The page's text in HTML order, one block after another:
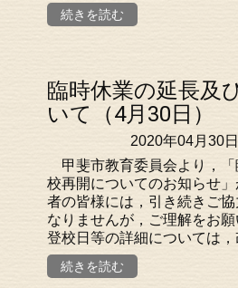
続きを読む
臨時休業の延長及
いて（4月30日）
2020年04月30日
甲斐市教育委員会より，
校再開についてのお知らせ
者の皆様には，引き続きご
なりませんが，ご理解をお願
登校日等の詳細については
続きを読む